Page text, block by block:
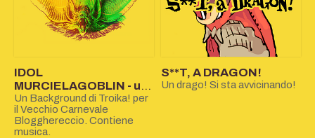
IDOL
MURCIELAGOBLIN - un
background per
Troika!
​Un Background di Troika! per
il Vecchio Carnevale
Blogghereccio. Contiene
musica.
S**T, A DRAGON!
Un drago! Si sta avvicinando!